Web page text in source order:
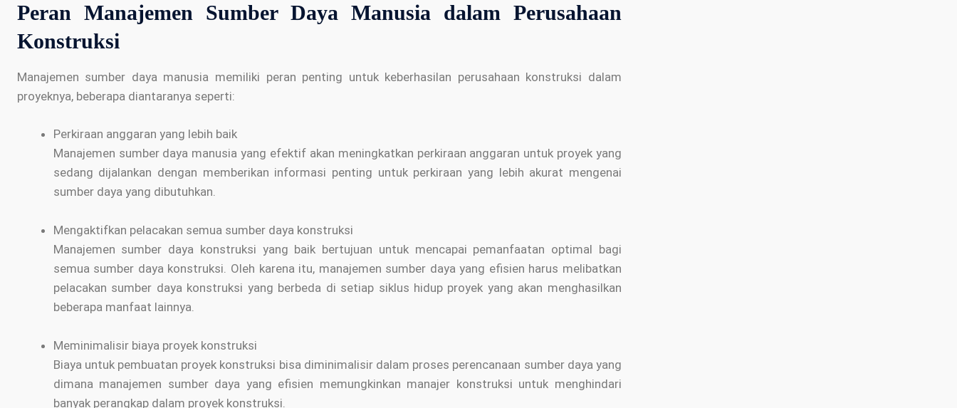
Peran Manajemen Sumber Daya Manusia dalam Perusahaan
Konstruksi
Manajemen sumber daya manusia memiliki peran penting untuk keberhasilan perusahaan konstruksi dalam
proyeknya, beberapa diantaranya seperti:
Perkiraan anggaran yang lebih baik
Manajemen sumber daya manusia yang efektif akan meningkatkan perkiraan anggaran untuk proyek yang
sedang dijalankan dengan memberikan informasi penting untuk perkiraan yang lebih akurat mengenai
sumber daya yang dibutuhkan.
Mengaktifkan pelacakan semua sumber daya konstruksi
Manajemen sumber daya konstruksi yang baik bertujuan untuk mencapai pemanfaatan optimal bagi
semua sumber daya konstruksi. Oleh karena itu, manajemen sumber daya yang efisien harus melibatkan
pelacakan sumber daya konstruksi yang berbeda di setiap siklus hidup proyek yang akan menghasilkan
beberapa manfaat lainnya.
Meminimalisir biaya proyek konstruksi
Biaya untuk pembuatan proyek konstruksi bisa diminimalisir dalam proses perencanaan sumber daya yang
dimana manajemen sumber daya yang efisien memungkinkan manajer konstruksi untuk menghindari
banyak perangkap dalam proyek konstruksi.